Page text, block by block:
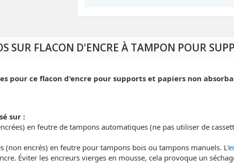
SUR FLACON D'ENCRE À TAMPON POUR
pour ce flacon d'encre pour supports et papiers non
sur :
en feutre de tampons automatiques (ne pas utiliser de
(non encrés) en feutre pour tampons bois ou tampons manuels. L'
Éviter les encreurs vierges en mousse, cela provoque un